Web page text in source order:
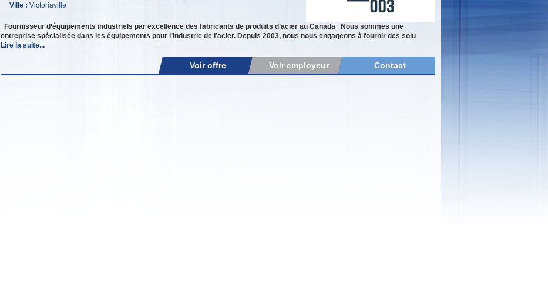
Ville : Victoriaville
Fournisseur d’équipements industriels par excellence des fabricants de produits d’acier au Canada Nous sommes une
entreprise spécialisée dans les équipements pour l’industrie de l’acier. Depuis 2003, nous nous engageons à fournir des solu
Lire la suite...
Voir offre Voir employeur Contact